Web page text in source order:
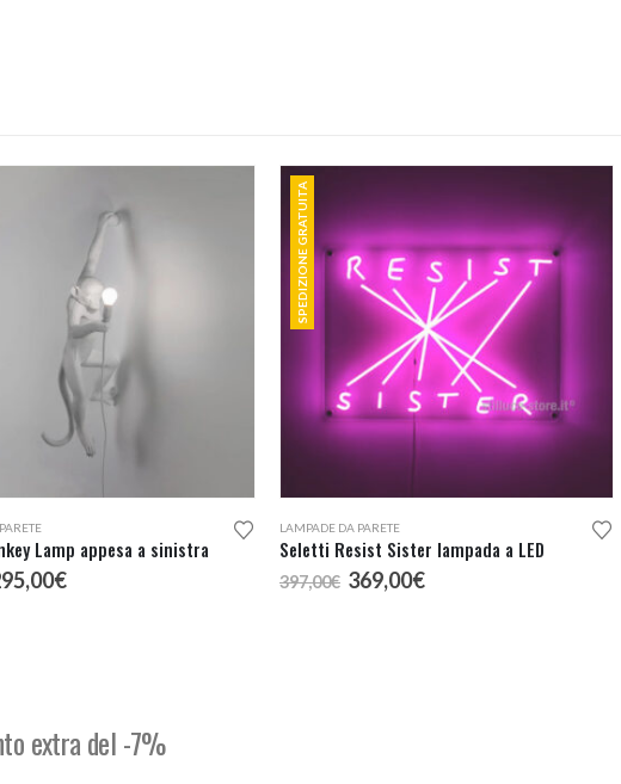
Lamp appesa a sinistra
prezzo
€Il
SPEDIZIONE GRATUITA
LAMPADE DA PARETE
Seletti Resist Sister lampada a LED
397,00€ Il
prezzo
369,00€Il
extra del -7%